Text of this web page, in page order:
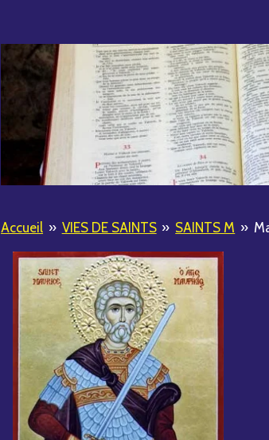
Accueil » VIES DE SAINTS » SAINTS M »